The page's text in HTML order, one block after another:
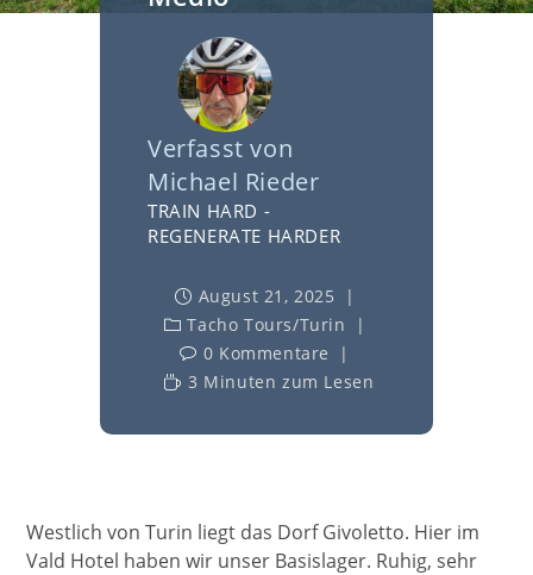
Verfasst von
Michael Rieder
TRAIN HARD -
REGENERATE HARDER
August 21, 2025
Tacho Tours/Turin
0 Kommentare
3 Minuten zum Lesen
Westlich von Turin liegt das Dorf Givoletto. Hier im
Vald Hotel haben wir unser Basislager. Ruhig, sehr